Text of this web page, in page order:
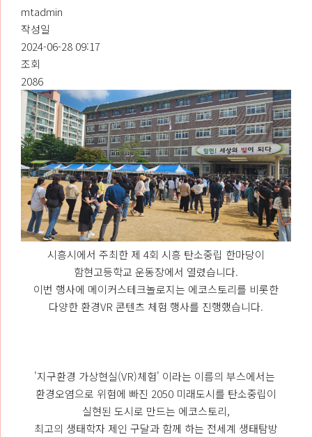
mtadmin
작성일
2024-06-28 09:17
조회
2086
시흥시에서 주최한 제 4회 시흥 탄소중립 한마당이
함현고등학교 운동장에서 열렸습니다.
이번 행사에 메이커스테크놀로지는 에코스토리를 비롯한
다양한 환경VR 콘텐츠 체험 행사를 진행했습니다.​
'지구환경 가상현실(VR)체험' 이라는 이름의 부스에서는 ​
환경오염으로 위험에 빠진 2050 미래도시를 탄소중립이
실현된 도시로 만드는 에코스토리,
최고의 생태학자 제인 구달과 함께 하는 전세계 생태탐방